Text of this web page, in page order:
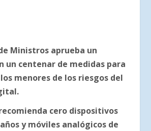
Ministros aprueba un
un centenar de medidas para
menores de los riesgos del
cero dispositivos
y móviles analógicos de